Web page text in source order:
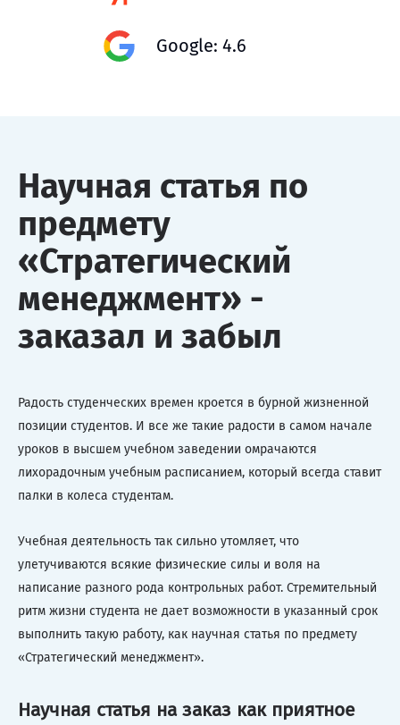
Google: 4.6
Научная статья по
предмету
«Стратегический
менеджмент» -
заказал и забыл
Радость студенческих времен кроется в бурной жизненной
позиции студентов. И все же такие радости в самом начале
уроков в высшем учебном заведении омрачаются
лихорадочным учебным расписанием, который всегда ставит
палки в колеса студентам.
Учебная деятельность так сильно утомляет, что
улетучиваются всякие физические силы и воля на
написание разного рода контрольных работ. Стремительный
ритм жизни студента не дает возможности в указанный срок
выполнить такую работу, как научная статья по предмету
«Стратегический менеджмент».
Научная статья на заказ как приятное